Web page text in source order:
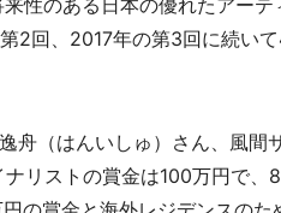
性のある日本の優れたアーテ
2回、2017年の第3回に続い
（はんいしゅ）さん、風間
リストの賞金は100万円で、